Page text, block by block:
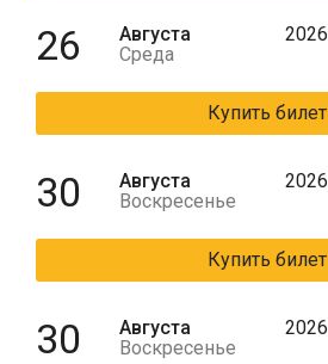
26
Августа
Среда
2026
Купить билет
30
Августа
Воскресенье
2026
Купить билет
30
Августа
Воскресенье
2026